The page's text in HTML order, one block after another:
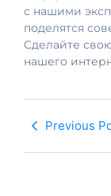
с нашими
поделятся
Сделайте
нашего
Previous